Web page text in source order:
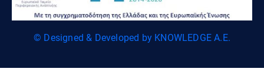
© Designed & Developed by KNOWLEDGE A.E.